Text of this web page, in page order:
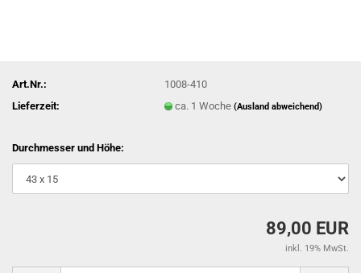
Art.Nr.:
1008-410
Lieferzeit:
ca. 1 Woche(Ausland abweichend)
Durchmesser und Höhe:
89,00 EUR
inkl. 19% MwSt.